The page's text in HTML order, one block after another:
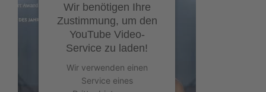
Video anzusehen.
Mehr Informationen
Akzeptieren
powered by
Wir benötigen Ihre
Zustimmung, um den
YouTube Video-
Service zu laden!
Wir verwenden einen
Service eines